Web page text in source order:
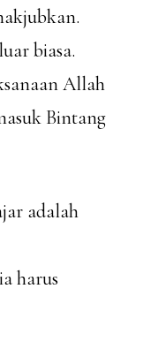
biasa.
Allah
Bintang
adalah
harus